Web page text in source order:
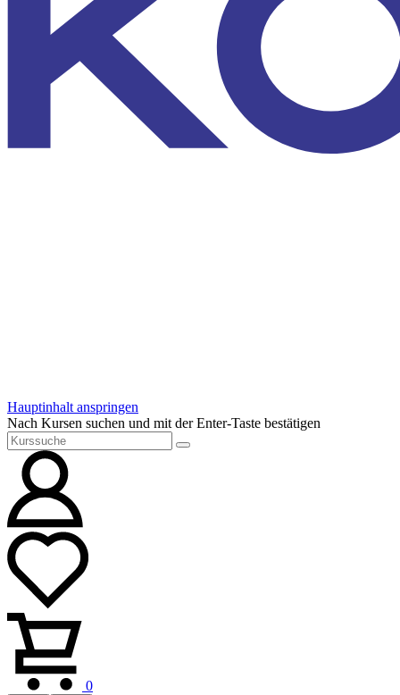
Hauptinhalt anspringen
Nach Kursen suchen und mit der Enter-Taste bestätigen
0